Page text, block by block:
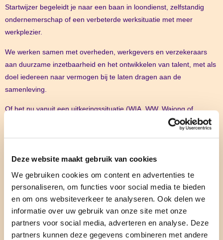
Deze website maakt gebruik van cookies
We gebruiken cookies om content en advertenties te
personaliseren, om functies voor social media te bieden
en om ons websiteverkeer te analyseren. Ook delen we
informatie over uw gebruik van onze site met onze
partners voor social media, adverteren en analyse. Deze
partners kunnen deze gegevens combineren met andere
Startwijzer begeleidt je naar een baan in loondienst, zelfstandig
ondernemerschap of een verbeterde werksituatie met meer
werkplezier.
We werken samen met overheden, werkgevers en verzekeraars
aan duurzame inzetbaarheid en het ontwikkelen van talent, met als
doel iedereen naar vermogen bij te laten dragen aan de
samenleving.
Of het nu vanuit een uitkeringssituatie (WIA, WW, Wajong of
Ziektewet) is of vanuit de wil om als zzp’er te gaan ondernemen,
We leveren Modulaire Diensten, Werkfit Maken, Naar Werk en
Werkbehoud trajecten voor UWV. Daarnaast doen we projecten
met gemeenten en bieden we outplacement en tweede
spoortrajecten aan voor werkgevers.
direct naar